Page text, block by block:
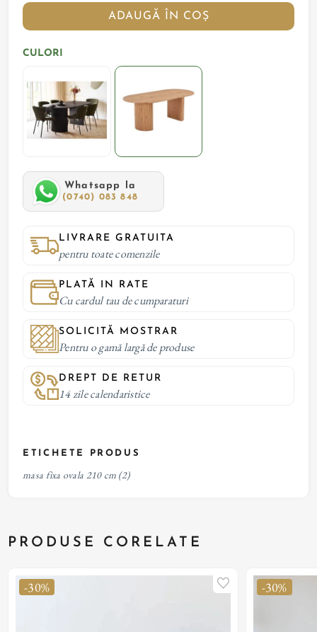
ADAUGĂ ÎN COȘ
CULORI
Whatsapp la
(0740) 083 848
LIVRARE GRATUITA
pentru toate comenzile
PLATĂ IN RATE
Cu cardul tau de cumparaturi
SOLICITĂ MOSTRAR
Pentru o gamă largă de produse
DREPT DE RETUR
14 zile calendaristice
ETICHETE PRODUS
masa fixa ovala 210 cm (2)
PRODUSE CORELATE
-30% -30%